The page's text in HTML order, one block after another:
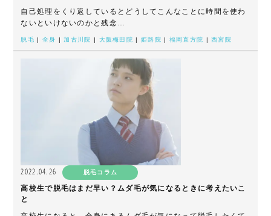
自己処理をくり返しているとどうしてこんなことに時間を使わ
ないといけないのかと残念…
脱毛 全身 |加古川院 大阪梅田院 姫路院 福岡直方院 西宮院
2022.04.26 脱毛コラム
高校生で脱毛はまだ早い？ムダ毛が気になるときに考えたいこ
と